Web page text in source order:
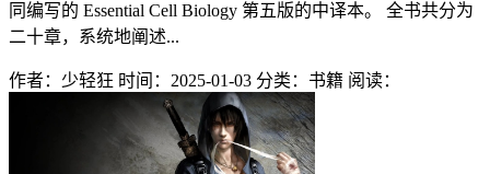
同编写的 Essential Cell Biology 第五版的中译本。 全书共分为
二十章，系统地阐述...
作者：少轻狂 时间：2025-01-03 分类：书籍 阅读：